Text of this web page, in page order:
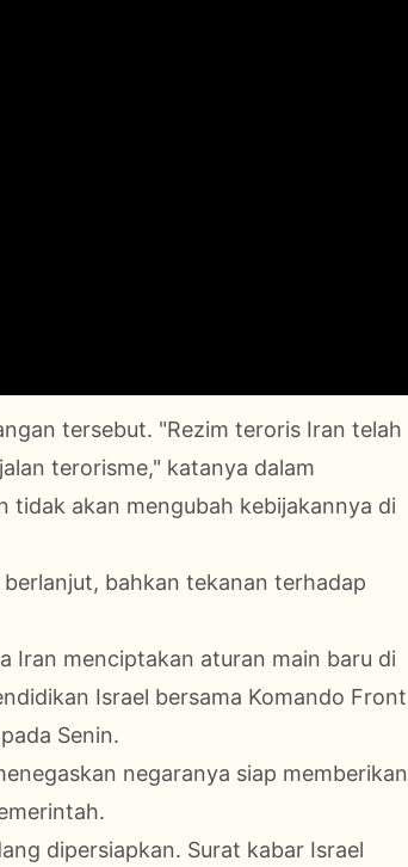
tersebut. "Rezim teroris Iran telah
terorisme," katanya dalam
tidak akan mengubah kebijakannya di
bahkan tekanan terhadap
Iran menciptakan aturan main baru di
Israel bersama Komando Front
Senin.
negaranya siap memberikan
dipersiapkan. Surat kabar Israel